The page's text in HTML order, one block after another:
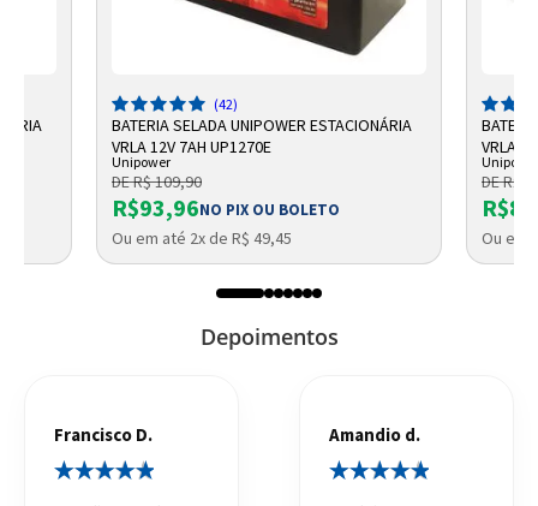
(42)
BATERIA SELADA UNIPOWER ESTACIONÁRIA
VRLA 12V 7AH UP1270E
Unipower
DE R$ 109,90
R$93,96NO PIX OU BOLETO
Ou em até 2x de R$ 49,45
VRLA
DE R$
Ou em
Depoimentos
Francisco D. Amandio d.